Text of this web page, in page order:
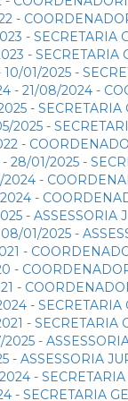
-
- SECRETARIA
- SECRETARIA
10/01/2025 -
- 21/08/2024 -
- SECRETARIA
2025 -
-
28/01/2025 -
-
-
- ASSESSORIA
01/2025 -
-
-
-
- SECRETARIA
- SECRETARIA
-
- ASSESSORIA
-
- SECRETARIA